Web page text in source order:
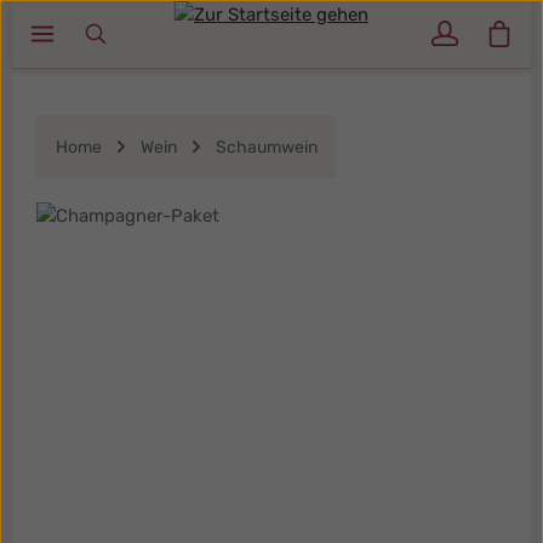
Zum Hauptinhalt springen
Home Wein Schaumwein
Bildergalerie überspringen